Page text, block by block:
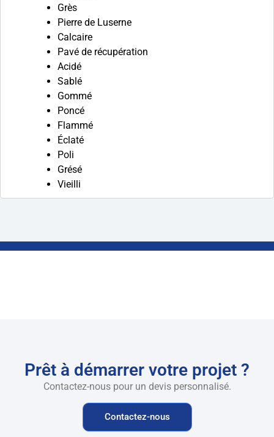
Grès
Pierre de Luserne
Calcaire
Pavé de récupération
Acidé
Sablé
Gommé
Poncé
Flammé
Éclaté
Poli
Grésé
Vieilli
Prêt à démarrer votre projet ?
Contactez-nous pour un devis personnalisé.
Contactez-nous